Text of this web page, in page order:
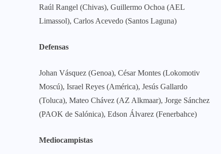
Raúl Rangel (Chivas), Guillermo Ochoa (AEL
Limassol), Carlos Acevedo (Santos Laguna)
Defensas
Johan Vásquez (Genoa), César Montes (Lokomotiv
Moscú), Israel Reyes (América), Jesús Gallardo
(Toluca), Mateo Chávez (AZ Alkmaar), Jorge Sánchez
(PAOK de Salónica), Edson Álvarez (Fenerbahce)
Mediocampistas